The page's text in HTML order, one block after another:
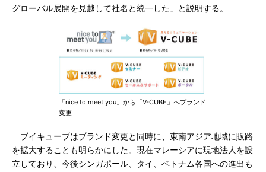
グローバル展開を見越して社名と統一した」と説明する。
「nice to meet you」から「V-CUBE」へブランド
変更
ブイキューブはブランド変更と同時に、東南アジア地域に販路
を拡大することも明らかにした。現在マレーシアに現地法人を設
立しており、今後シンガポール、タイ、ベトナム各国への進出も